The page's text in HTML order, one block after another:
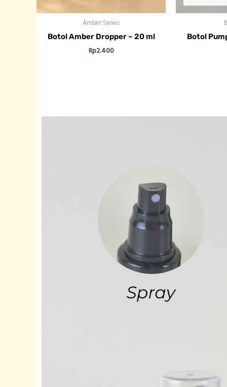
Amber Series
Botol Amber Dropper – 20 ml
Rp2.400
Botol